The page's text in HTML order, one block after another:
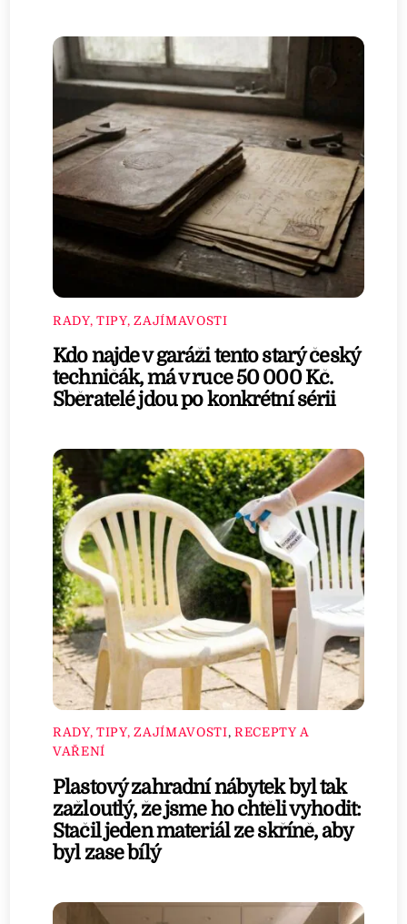
RADY, TIPY, ZAJÍMAVOSTI
Kdo najde v garáži tento starý český
techničák, má v ruce 50 000 Kč.
Sběratelé jdou po konkrétní sérii
RADY, TIPY, ZAJÍMAVOSTI, RECEPTY A
VAŘENÍ
Plastový zahradní nábytek byl tak
zažloutlý, že jsme ho chtěli vyhodit:
Stačil jeden materiál ze skříně, aby
byl zase bílý